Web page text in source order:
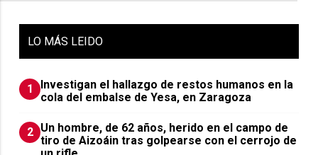
LO MÁS LEIDO
1
Investigan el hallazgo de restos humanos en la
cola del embalse de Yesa, en Zaragoza
2 Un hombre, de 62 años, herido en el campo de
tiro de Aizoáin tras golpearse con el cerrojo de